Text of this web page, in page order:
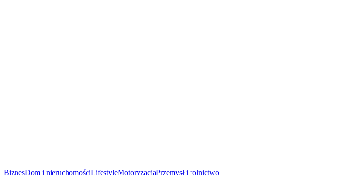
BiznesDom i nieruchomościLifestyleMotoryzacjaPrzemysł i rolnictwo